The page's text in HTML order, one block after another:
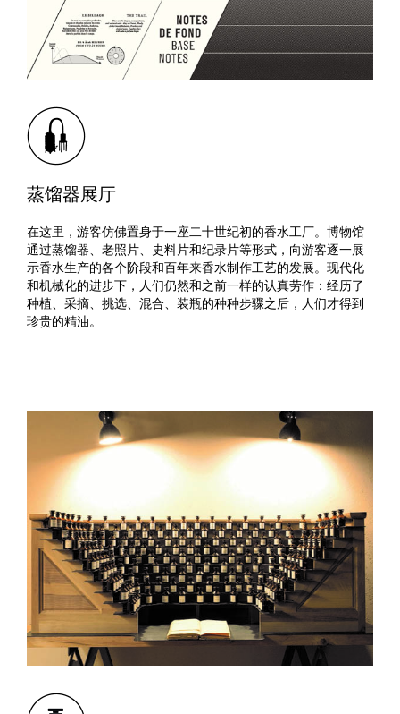
蒸馏器展厅
在这里，游客仿佛置身于一座二十世纪初的香水工厂。博物馆
通过蒸馏器、老照片、史料片和纪录片等形式，向游客逐一展
示香水生产的各个阶段和百年来香水制作工艺的发展。现代化
和机械化的进步下，人们仍然和之前一样的认真劳作：经历了
种植、采摘、挑选、混合、装瓶的种种步骤之后，人们才得到
珍贵的精油。